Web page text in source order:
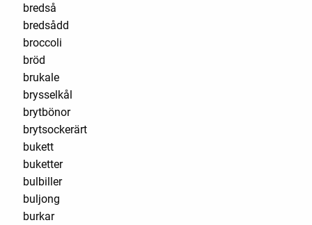
bredså
bredsådd
broccoli
bröd
brukale
brysselkål
brytbönor
brytsockerärt
bukett
buketter
bulbiller
buljong
burkar